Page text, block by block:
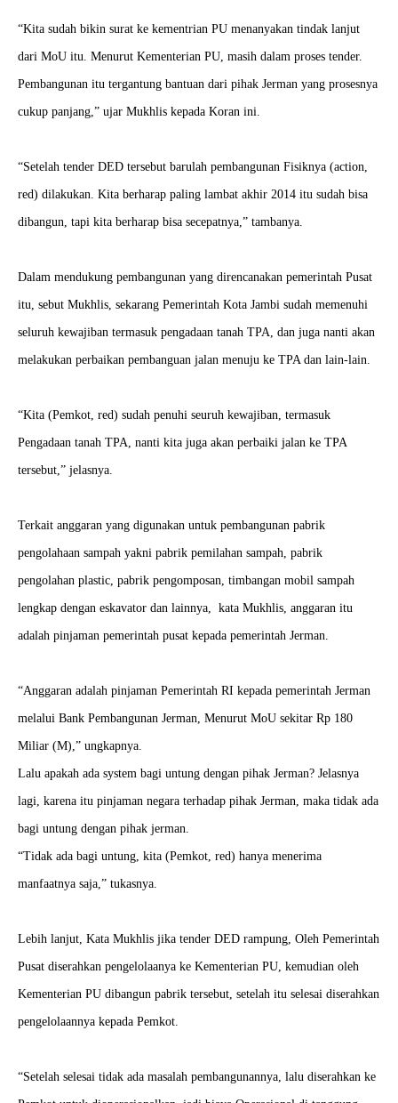
“Kita sudah bikin surat ke kementrian PU menanyakan tindak lanjut
dari MoU itu. Menurut Kementerian PU, masih dalam proses tender.
Pembangunan itu tergantung bantuan dari pihak Jerman yang prosesnya
cukup panjang,” ujar Mukhlis kepada Koran ini.
“Setelah tender DED tersebut barulah pembangunan Fisiknya (action,
red) dilakukan. Kita berharap paling lambat akhir 2014 itu sudah bisa
dibangun, tapi kita berharap bisa secepatnya,” tambanya.
Dalam mendukung pembangunan yang direncanakan pemerintah Pusat
itu, sebut Mukhlis, sekarang Pemerintah Kota Jambi sudah memenuhi
seluruh kewajiban termasuk pengadaan tanah TPA, dan juga nanti akan
melakukan perbaikan pembanguan jalan menuju ke TPA dan lain-lain.
“Kita (Pemkot, red) sudah penuhi seuruh kewajiban, termasuk
Pengadaan tanah TPA, nanti kita juga akan perbaiki jalan ke TPA
tersebut,” jelasnya.
Terkait anggaran yang digunakan untuk pembangunan pabrik
pengolahaan sampah yakni pabrik pemilahan sampah, pabrik
pengolahan plastic, pabrik pengomposan, timbangan mobil sampah
lengkap dengan eskavator dan lainnya, kata Mukhlis, anggaran itu
adalah pinjaman pemerintah pusat kepada pemerintah Jerman.
“Anggaran adalah pinjaman Pemerintah RI kepada pemerintah Jerman
melalui Bank Pembangunan Jerman, Menurut MoU sekitar Rp 180
Miliar (M),” ungkapnya.
Lalu apakah ada system bagi untung dengan pihak Jerman? Jelasnya
lagi, karena itu pinjaman negara terhadap pihak Jerman, maka tidak ada
bagi untung dengan pihak jerman.
“Tidak ada bagi untung, kita (Pemkot, red) hanya menerima
manfaatnya saja,” tukasnya.
Lebih lanjut, Kata Mukhlis jika tender DED rampung, Oleh Pemerintah
Pusat diserahkan pengelolaanya ke Kementerian PU, kemudian oleh
Kementerian PU dibangun pabrik tersebut, setelah itu selesai diserahkan
pengelolaannya kepada Pemkot.
“Setelah selesai tidak ada masalah pembangunannya, lalu diserahkan ke